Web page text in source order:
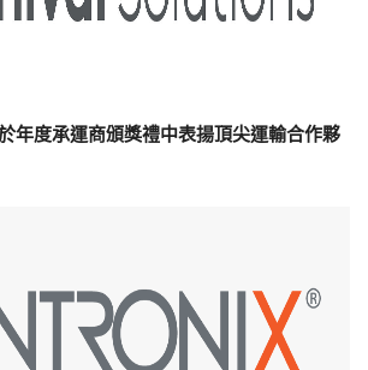
度承運商頒獎禮中表揚頂尖運輸合作夥